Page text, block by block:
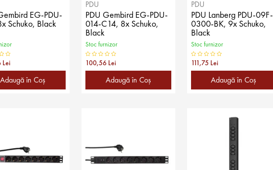
EG-PDU-
Schuko, Black
Lei
Adaugă în Coş
PDU
PDU Gembird EG-PDU-
014-C14, 8x Schuko,
Black
Stoc furnizor
100,56 Lei
Adaugă în Coş
PDU
PDU Lanberg PDU-09F-
0300-BK, 9x Schuko,
Black
Stoc furnizor
111,75 Lei
Adaugă în Coş